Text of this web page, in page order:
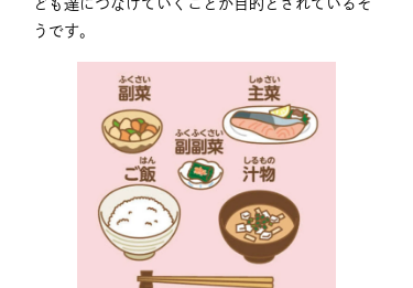
ども達につなげていくことが目的とされているそ
うです。